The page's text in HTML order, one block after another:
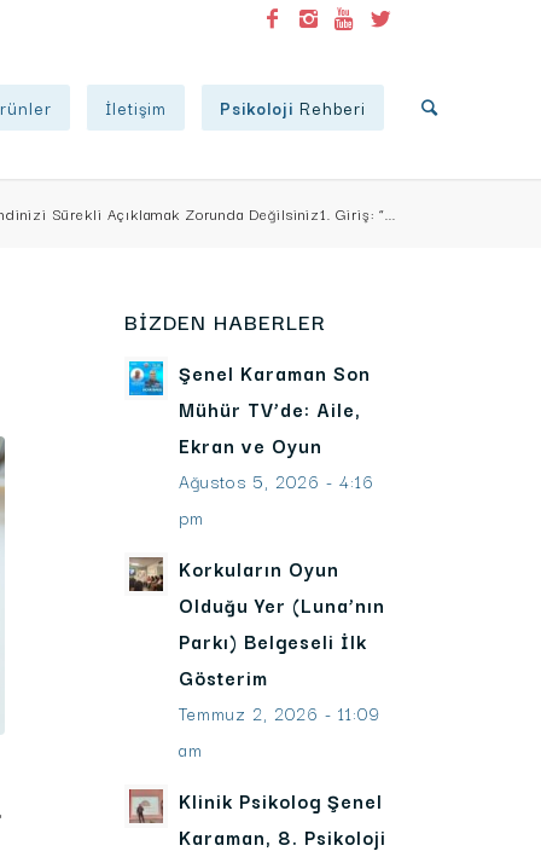
İletişim Psikoloji Rehberi
Sürekli Açıklamak Zorunda Değilsiniz1. Giriş: “...
BIZDEN HABERLER
Şenel Karaman Son
Mühür TV’de: Aile,
Ekran ve Oyun
Ağustos 5, 2026 - 4:16
pm
Korkuların Oyun
Olduğu Yer (Luna’nın
Parkı) Belgeseli İlk
Gösterim
Temmuz 2, 2026 - 11:09
am
Klinik Psikolog Şenel
Karaman, 8. Psikoloji